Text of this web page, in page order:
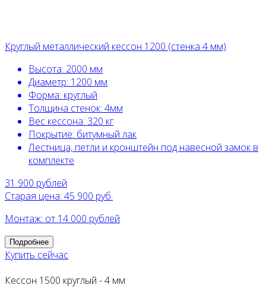
Круглый металлический кессон 1200 (стенка 4 мм)
Высота: 2000 мм
Диаметр: 1200 мм
Форма: круглый
Толщина стенок: 4мм
Вес кессона: 320 кг
Покрытие: битумный лак
Лестница, петли и кронштейн под навесной замок в
комплекте
31 900 рублей
Старая цена: 45 900 руб.
Монтаж: от 14 000 рублей
Подробнее
Купить сейчас
Кессон 1500 круглый - 4 мм